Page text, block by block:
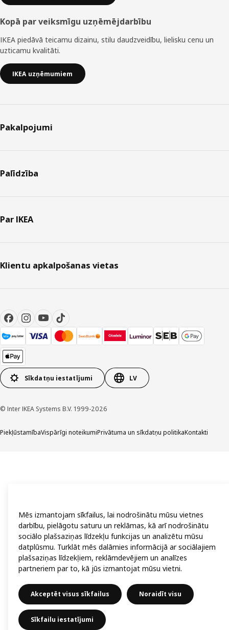
Kopā par veiksmīgu uzņēmējdarbību
IKEA piedāvā teicamu dizainu, stilu daudzveidību, lielisku cenu un
uzticamu kvalitāti.
IKEA uzņēmumiem
Pakalpojumi
Palīdzība
Par IKEA
Klientu apkalpošanas vietas
Sīkdatņu iestatījumi LV
© Inter IKEA Systems B.V. 1999-2026
PiekļūstamībaVispārīgi noteikumiPrivātuma un sīkdatņu politikaKontakti
Mēs izmantojam sīkfailus, lai nodrošinātu mūsu vietnes
darbību, pielāgotu saturu un reklāmas, kā arī nodrošinātu
sociālo plašsaziņas līdzekļu funkcijas un analizētu mūsu
datplūsmu. Turklāt mēs dalāmies informācijā ar sociālajiem
plašsaziņas līdzekļiem, reklāmdevējiem un analīzes
partneriem par to, kā jūs izmantojat mūsu vietni.
Akceptēt visus sīkfailus Noraidīt visu
Sīkfailu iestatījumi